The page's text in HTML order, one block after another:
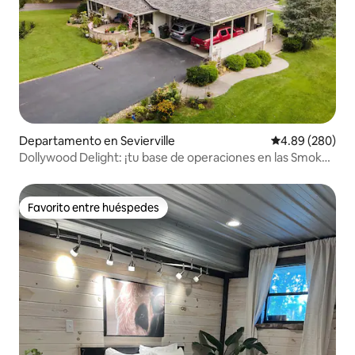
Departamento en Sevierville Calificación
4.89 (280)
Dollywood Delight: ¡tu base de operaciones en las Smoky
Favorito entre huéspedes
Favorito entre huéspedes